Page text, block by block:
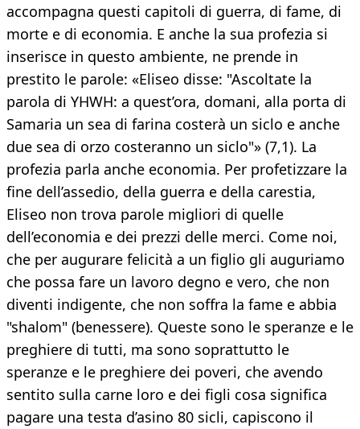
accompagna questi capitoli di guerra, di fame, di
morte e di economia. E anche la sua profezia si
inserisce in questo ambiente, ne prende in
prestito le parole: «Eliseo disse: "Ascoltate la
parola di YHWH: a quest’ora, domani, alla porta di
Samaria un sea di farina costerà un siclo e anche
due sea di orzo costeranno un siclo"» (7,1). La
profezia parla anche economia. Per profetizzare la
fine dell’assedio, della guerra e della carestia,
Eliseo non trova parole migliori di quelle
dell’economia e dei prezzi delle merci. Come noi,
che per augurare felicità a un figlio gli auguriamo
che possa fare un lavoro degno e vero, che non
diventi indigente, che non soffra la fame e abbia
"shalom" (benessere). Queste sono le speranze e le
preghiere di tutti, ma sono soprattutto le
speranze e le preghiere dei poveri, che avendo
sentito sulla carne loro e dei figli cosa significa
pagare una testa d’asino 80 sicli, capiscono il